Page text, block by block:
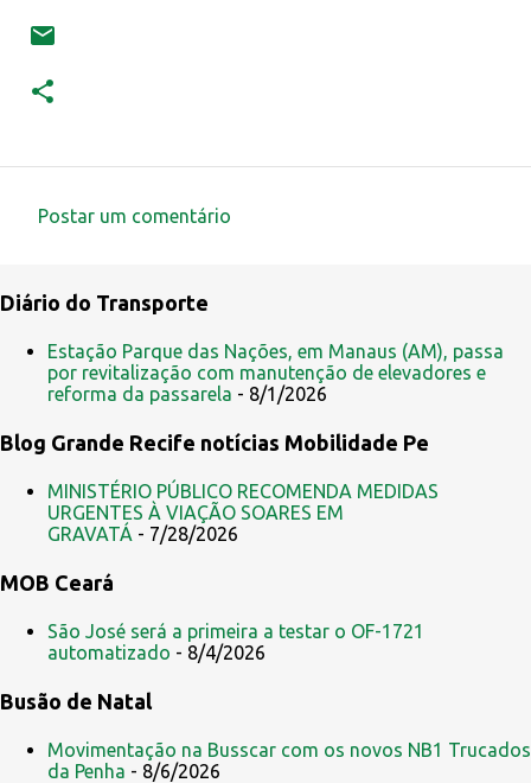
m
e
n
á
o
s
Postar um comentário
Diário do Transporte
Estação Parque das Nações, em Manaus (AM), passa
por revitalização com manutenção de elevadores e
reforma da passarela - 8/1/2026
Blog Grande Recife notícias Mobilidade Pe
MINISTÉRIO PÚBLICO RECOMENDA MEDIDAS
URGENTES À VIAÇÃO SOARES EM
GRAVATÁ - 7/28/2026
MOB Ceará
São José será a primeira a testar o OF-1721
automatizado - 8/4/2026
Busão de Natal
Movimentação na Busscar com os novos NB1 Trucados
da Penha - 8/6/2026